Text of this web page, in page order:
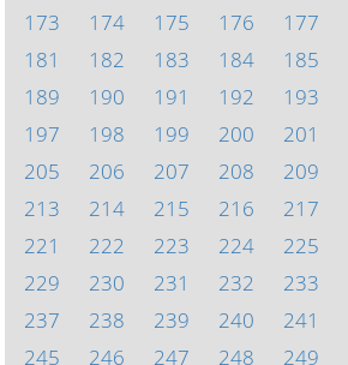
173
174 175 176 177
181
182 183 184 185
189
190 191 192 193
197
198 199 200 201
205
206 207 208 209
213
214 215 216 217
221
222 223 224 225
229
230 231 232 233
237
238 239 240 241
245
246 247 248 249